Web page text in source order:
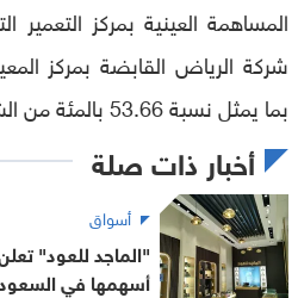
المساهمة العينية بمركز التعمير
شركة الرياض القابضة بمركز
بما يمثل نسبة 53.66 بالمئة من الشراكة.
أخبار ذات صلة
أسواق
"الماجد للعود"
أسهمها في